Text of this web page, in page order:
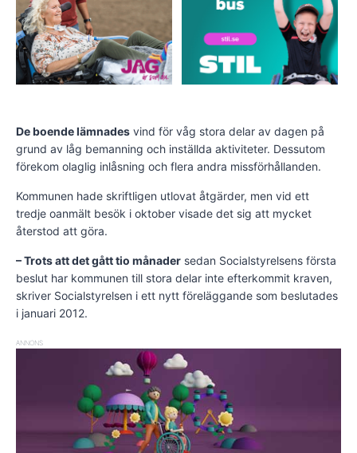
De boende lämnades vind för våg stora delar av dagen på
grund av låg bemanning och inställda aktiviteter. Dessutom
förekom olaglig inlåsning och flera andra missförhållanden.
Kommunen hade skriftligen utlovat åtgärder, men vid ett
tredje oanmält besök i oktober visade det sig att mycket
återstod att göra.
– Trots att det gått tio månader sedan Socialstyrelsens första
beslut har kommunen till stora delar inte efterkommit kraven,
skriver Socialstyrelsen i ett nytt föreläggande som beslutades
i januari 2012.
ANNONS